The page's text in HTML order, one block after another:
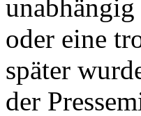
oder eine
später
der